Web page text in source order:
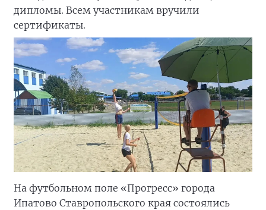
дипломы. Всем участникам вручили
сертификаты.
На футбольном поле «Прогресс» города
Ипатово Ставропольского края состоялись